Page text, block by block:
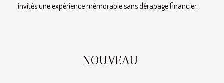
invités une expérience mémorable sans dérapage financier.
NOUVEAU